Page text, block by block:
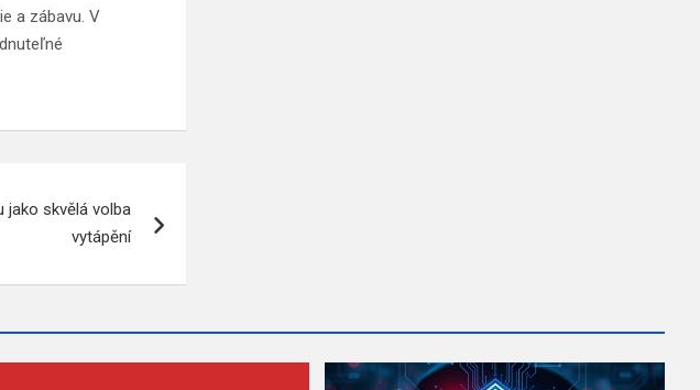
a zábavu. V
jako skvělá volba
vytápění